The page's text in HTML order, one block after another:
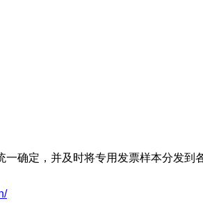
确定，并及时将专用发票样本分发到各